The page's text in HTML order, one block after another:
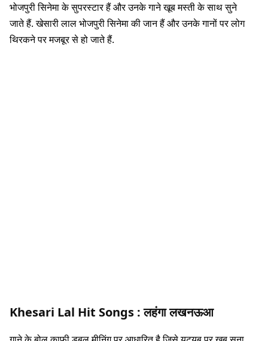
भोजपुरी सिनेमा के सुपरस्टार हैं और उनके गाने खूब मस्ती के साथ सुने
जाते हैं. खेसारी लाल भोजपुरी सिनेमा की जान हैं और उनके गानों पर लोग
थिरकने पर मजबूर से हो जाते हैं.
Khesari Lal Hit Songs :लहंगा लखनऊआ